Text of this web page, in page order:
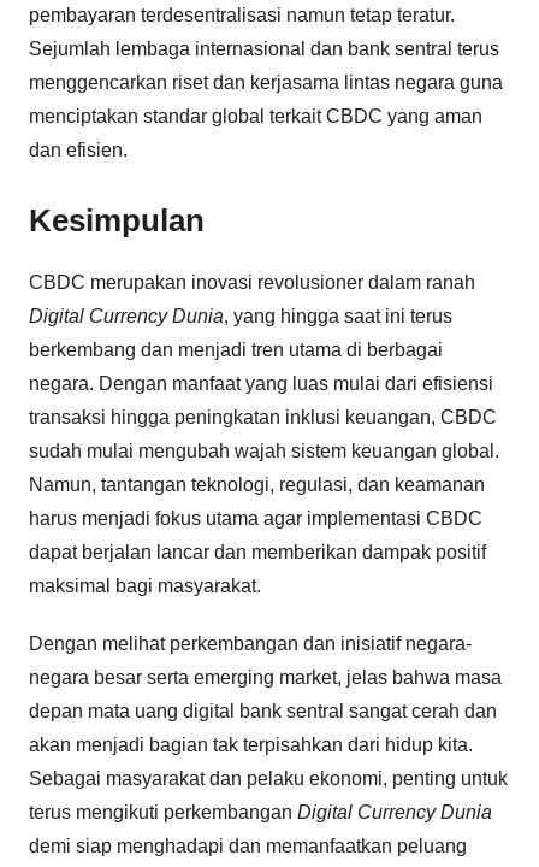
pembayaran terdesentralisasi namun tetap teratur.
Sejumlah lembaga internasional dan bank sentral terus
menggencarkan riset dan kerjasama lintas negara guna
menciptakan standar global terkait CBDC yang aman
dan efisien.
Kesimpulan
CBDC merupakan inovasi revolusioner dalam ranah
Digital Currency Dunia, yang hingga saat ini terus
berkembang dan menjadi tren utama di berbagai
negara. Dengan manfaat yang luas mulai dari efisiensi
transaksi hingga peningkatan inklusi keuangan, CBDC
sudah mulai mengubah wajah sistem keuangan global.
Namun, tantangan teknologi, regulasi, dan keamanan
harus menjadi fokus utama agar implementasi CBDC
dapat berjalan lancar dan memberikan dampak positif
maksimal bagi masyarakat.
Dengan melihat perkembangan dan inisiatif negara-
negara besar serta emerging market, jelas bahwa masa
depan mata uang digital bank sentral sangat cerah dan
akan menjadi bagian tak terpisahkan dari hidup kita.
Sebagai masyarakat dan pelaku ekonomi, penting untuk
terus mengikuti perkembangan Digital Currency Dunia
demi siap menghadapi dan memanfaatkan peluang